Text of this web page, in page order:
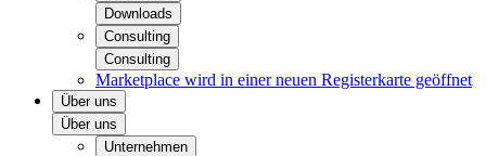
Downloads
Consulting
Consulting
Marketplace wird in einer neuen Registerkarte geöffnet
Über uns
Über uns
Unternehmen